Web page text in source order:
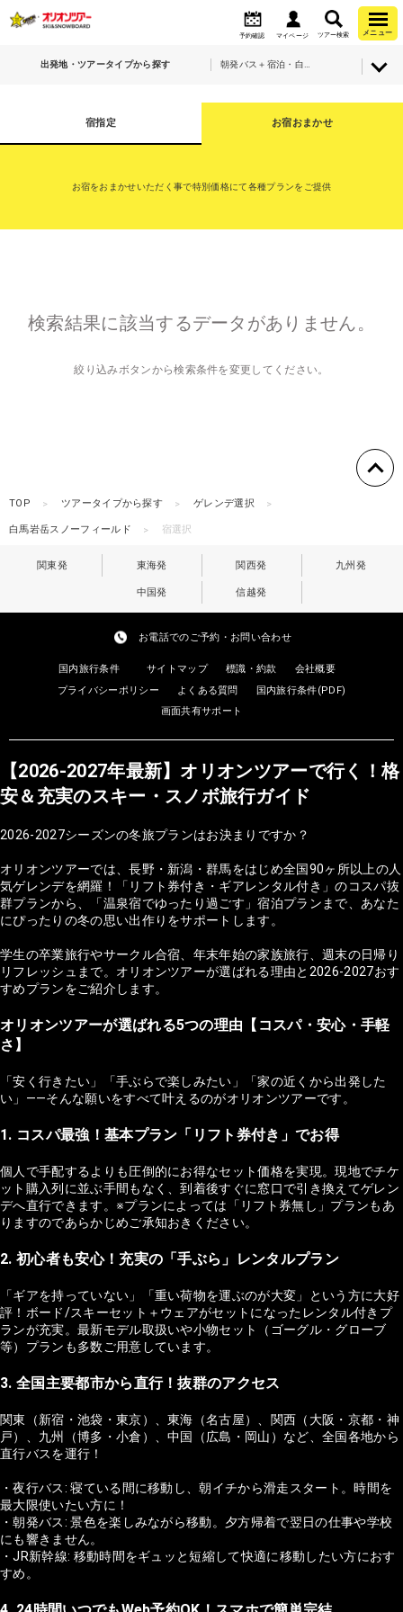
予約確認 マイページ ツアー検索 メニュー
出発地・ツアータイプから探す
宿指定 お宿おまかせ
お宿をおまかせいただく事で特別価格にて各種プランをご提供
検索結果に該当するデータがありません。
絞り込みボタンから検索条件を変更してください。
TOP ツアータイプから探す ゲレンデ選択
白馬岩岳スノーフィールド 宿選択
関東発 東海発 関西発 九州発
中国発 信越発
お電話でのご予約・お問い合わせ
国内旅行条件 サイトマップ 標識・約款
会社概要
プライバシーポリシー
よくある質問
国内旅行条件(PDF)
画面共有サポート
【2026-2027年最新】オリオンツアーで行く！格
安＆充実のスキー・スノボ旅行ガイド
2026-2027シーズンの冬旅プランはお決まりですか？
オリオンツアーでは、長野・新潟・群馬をはじめ全国90ヶ所以上の人
気ゲレンデを網羅！「リフト券付き・ギアレンタル付き」のコスパ抜
群プランから、「温泉宿でゆったり過ごす」宿泊プランまで、あなた
にぴったりの冬の思い出作りをサポートします。
学生の卒業旅行やサークル合宿、年末年始の家族旅行、週末の日帰り
リフレッシュまで。オリオンツアーが選ばれる理由と2026-2027おす
すめプランをご紹介します。
オリオンツアーが選ばれる5つの理由【コスパ・安心・手軽
さ】
「安く行きたい」「手ぶらで楽しみたい」「家の近くから出発した
い」——そんな願いをすべて叶えるのがオリオンツアーです。
1. コスパ最強！基本プラン「リフト券付き」でお得
個人で手配するよりも圧倒的にお得なセット価格を実現。現地でチケ
ット購入列に並ぶ手間もなく、到着後すぐに窓口で引き換えてゲレン
デへ直行できます。※プランによっては「リフト券無し」プランもあ
りますのであらかじめご承知おきください。
2. 初心者も安心！充実の「手ぶら」レンタルプラン
「ギアを持っていない」「重い荷物を運ぶのが大変」という方に大好
評！ボード/スキーセット＋ウェアがセットになったレンタル付きプ
ランが充実。最新モデル取扱いや小物セット（ゴーグル・グローブ
等）プランも多数ご用意しています。
3. 全国主要都市から直行！抜群のアクセス
関東（新宿・池袋・東京）、東海（名古屋）、関西（大阪・京都・神
戸）、九州（博多・小倉）、中国（広島・岡山）など、全国各地から
直行バスを運行！
・夜行バス: 寝ている間に移動し、朝イチから滑走スタート。時間を
最大限使いたい方に！
・朝発バス: 景色を楽しみながら移動。夕方帰着で翌日の仕事や学校
にも響きません。
・JR新幹線: 移動時間をギュッと短縮して快適に移動したい方におす
すめ。